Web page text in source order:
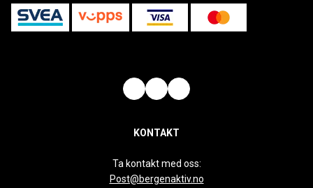
KONTAKT
Ta kontakt med oss:
Post@bergenaktiv.no